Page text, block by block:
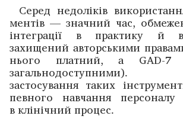
Серед недоліків
ментів — знач­ний час,
інтеграції в практику й
захищений авторськими
нього платний, а GAD-
загальнодоступними).
застосування таких
певного ­навчання персоналу
в клінічний процес.